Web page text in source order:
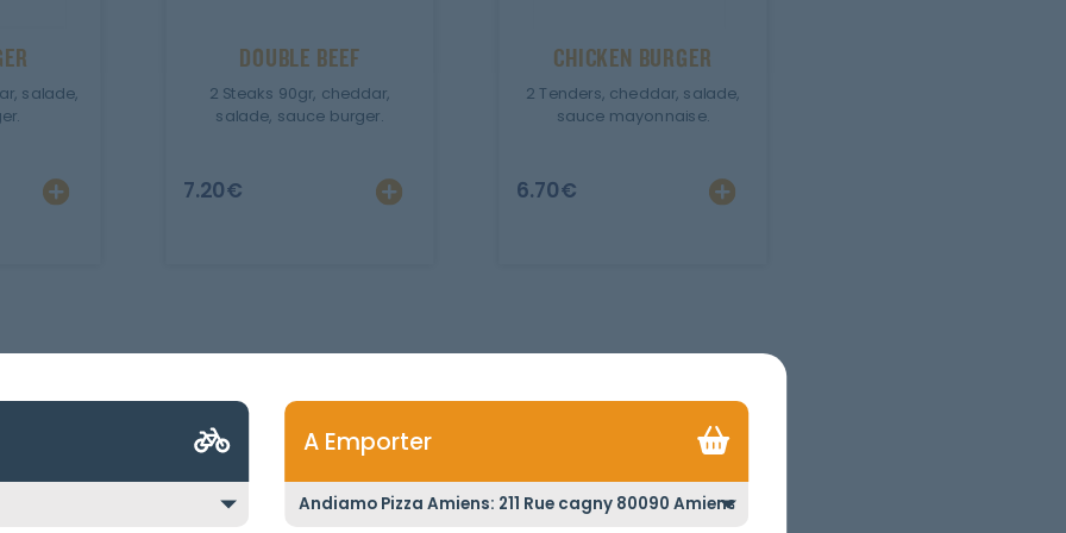
salade,
DOUBLE BEEF
2 Steaks 90gr, cheddar,
salade, sauce burger.
7.20€
CHICKEN BURGER
2 Tenders, cheddar, salade,
sauce mayonnaise.
6.70€
A Emporter